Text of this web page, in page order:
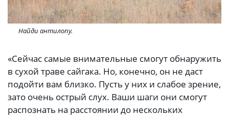
Найди антилопу.
«Сейчас самые внимательные смогут обнаружить
в сухой траве сайгака. Но, конечно, он не даст
подойти вам близко. Пусть у них и слабое зрение,
зато очень острый слух. Ваши шаги они смогут
распознать на расстоянии до нескольких